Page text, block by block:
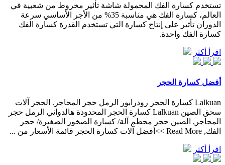
تستخدم كسارة الفك المحمولة شاشة تأثير مخروط من شعبية في
العالم، كسارة الفك هي مناسبة 35% من الأجر الأساسي سرعة
الدوران تأثير على إنتاج كسارة التي تستخدم القدرة كسارة الفك
كسارة الفك واحدة.
اقرأ أكثر
أفضل كسارة الحجر
Lalkuan كسارة الحجر رودرابور الرمل حجر المحاجر. الحجر آلات
سحق الصين Lalkuan كسارة الحجر المحدودة هالدواني الرمل حجر
المحاجر, الصين حجر محطم آلة/ كسارة الصخور الصغيرة/ حجر
الفك, Read More >>أفضل آلات كسارة الحجر قائمة الأسعار من ...
اقرأ أكثر